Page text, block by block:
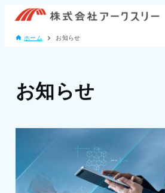
ホーム お知らせ
お知らせ